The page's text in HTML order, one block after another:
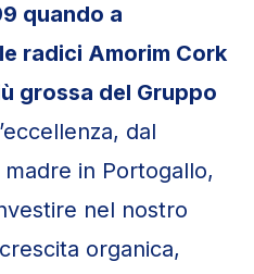
quando a
radici Amorim Cork
grossa del Gruppo
dal
in Portogallo,
nel nostro
organica,